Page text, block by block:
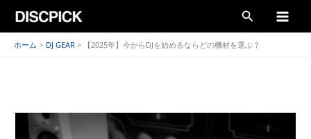
検
索
ホーム DJ GEAR 【2025年】今からDJを始めるならどの機材を選ぶ？